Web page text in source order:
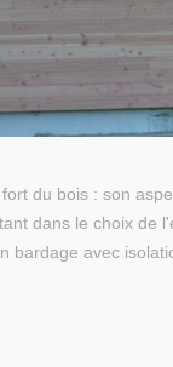
du bois : son
dans le choix de
bardage avec